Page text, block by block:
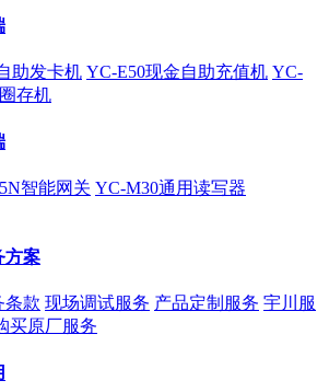
助发卡机 YC-E50现金自助充值机 YC-
存机
智能网关 YC-M30通用读写器
方案
条款 现场调试服务 产品定制服务 宇川服
买原厂服务